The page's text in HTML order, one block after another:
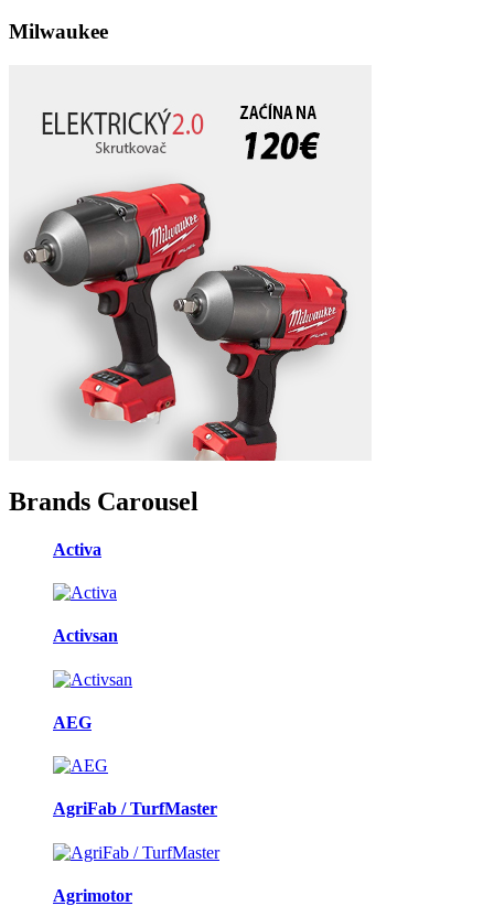
Milwaukee
Brands Carousel
Activa
Activsan
AEG
AgriFab / TurfMaster
Agrimotor